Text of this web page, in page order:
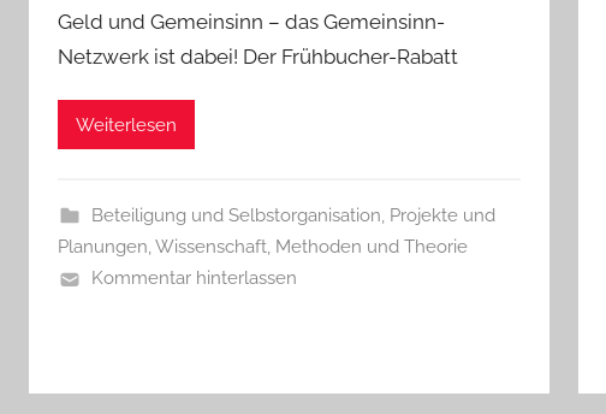
Geld und Gemeinsinn – das Gemeinsinn-
Netzwerk ist dabei! Der Frühbucher-Rabatt
Weiterlesen
Beteiligung und Selbstorganisation, Projekte und
Planungen,Wissenschaft, Methoden und Theorie
Kommentar hinterlassen